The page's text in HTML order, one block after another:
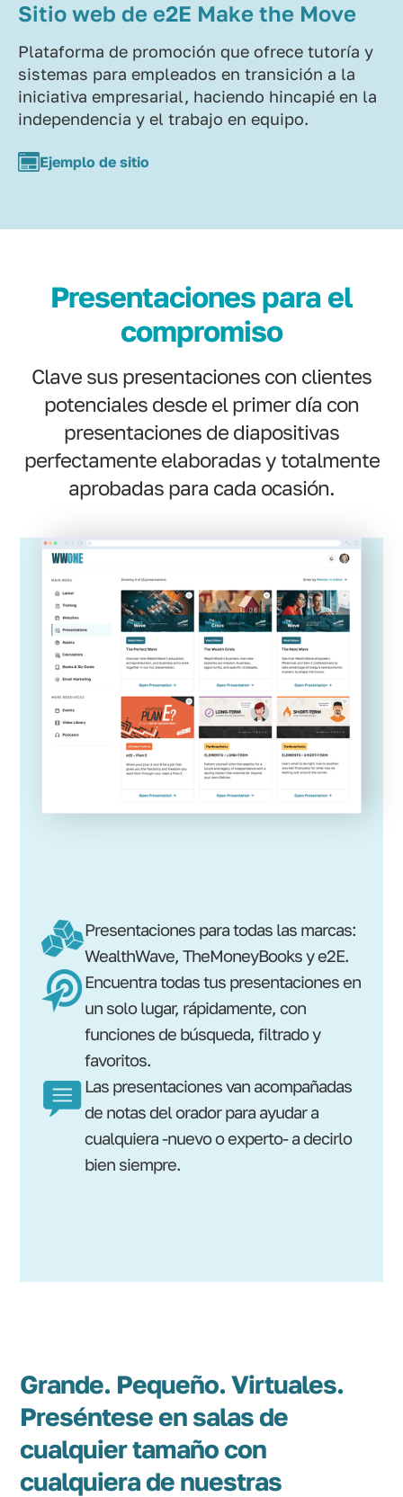
Sitio web de e2E Make the Move
Plataforma de promoción que ofrece tutoría y
sistemas para empleados en transición a la
iniciativa empresarial, haciendo hincapié en la
independencia y el trabajo en equipo.
Ejemplo de sitio
Presentaciones para el
compromiso
Clave sus presentaciones con clientes
potenciales desde el primer día con
presentaciones de diapositivas
perfectamente elaboradas y totalmente
aprobadas para cada ocasión.
Presentaciones para todas las marcas:
WealthWave, TheMoneyBooks y e2E.
Encuentra todas tus presentaciones en
un solo lugar, rápidamente, con
funciones de búsqueda, filtrado y
favoritos.
Las presentaciones van acompañadas
de notas del orador para ayudar a
cualquiera -nuevo o experto- a decirlo
bien siempre.
Grande. Pequeño. Virtuales.
Preséntese en salas de
cualquier tamaño con
cualquiera de nuestras